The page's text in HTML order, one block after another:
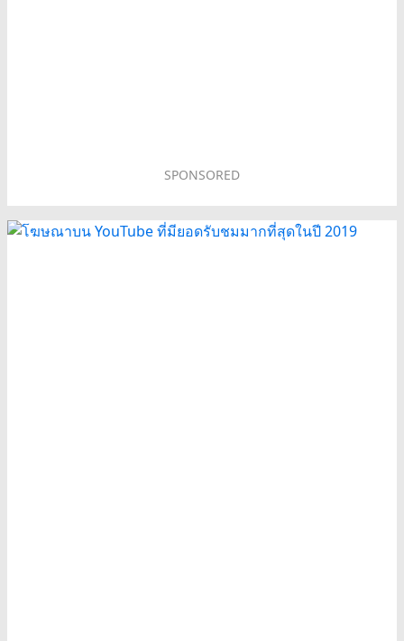
SPONSORED